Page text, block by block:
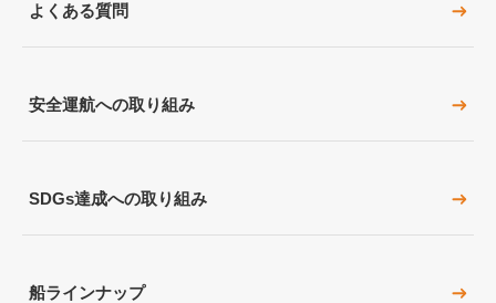
よくある質問
安全運航への取り組み
SDGs達成への取り組み
船ラインナップ